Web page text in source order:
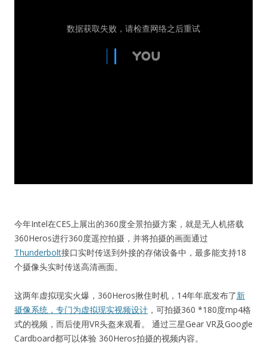
今年Intel在CES上展出的360度全景拍摄方案，就是无人机搭载
360Heros进行360度遥控拍摄，并将拍摄的画面通过
Thunderbolt接口实时传送到外接的存储设备中，最多能支持18
个摄像头实时传送高清画面。
这两年虚拟现实火爆，360Heros揪住时机，14年年底发布了新
摄像系统，专门为虚拟现实视频设计 ，可拍摄360 *180度mp4格
式的视频，而后使用VR头盔来观看。 通过三星Gear VR及Google
Cardboard都可以体验 360Heros拍摄的视频内容。